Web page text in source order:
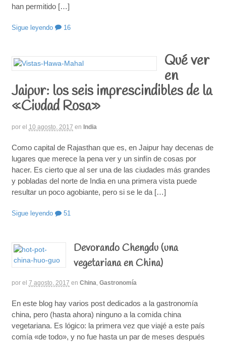
han permitido […]
Sigue leyendo 16
Qué ver
en
Jaipur: los seis imprescindibles de la
«Ciudad Rosa»
por el 10 agosto, 2017 en India
Como capital de Rajasthan que es, en Jaipur hay decenas de
lugares que merece la pena ver y un sinfín de cosas por
hacer. Es cierto que al ser una de las ciudades más grandes
y pobladas del norte de India en una primera vista puede
resultar un poco agobiante, pero si se le da […]
Sigue leyendo 51
Devorando Chengdu (una
vegetariana en China)
por el 7 agosto, 2017 en China Gastronomía
En este blog hay varios post dedicados a la gastronomía
china, pero (hasta ahora) ninguno a la comida china
vegetariana. Es lógico: la primera vez que viajé a este país
comía «de todo», y no fue hasta un par de meses después